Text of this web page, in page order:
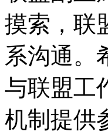
摸索，联
系沟通。
与联盟工
机制提供